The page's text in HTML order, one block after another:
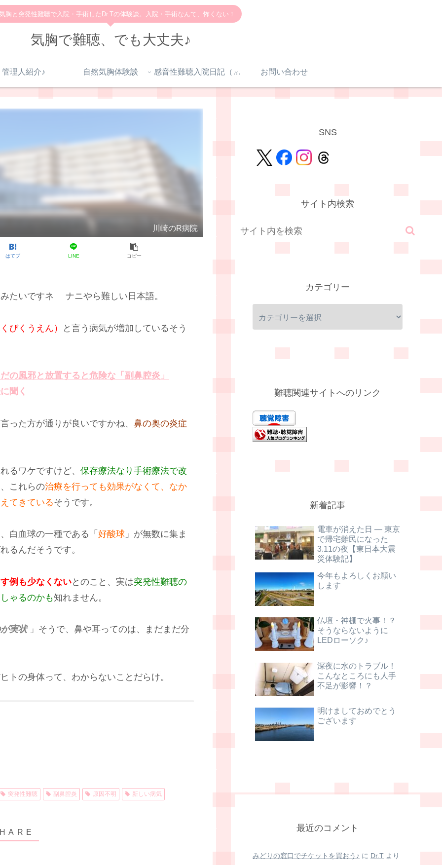
胸と突発性難聴で入院・手術したDr.Tの体験談。入院・手術なんて、怖くない！
気胸で難聴、でも大丈夫♪
管理人紹介♪ 自然気胸体験談 感音性難聴入院日記（体験談） お問い合わせ
川崎のR病院
はてブ LINE コピー
たいですネ ナニやら難しい日本語。
びくうえん） と言う病気が増加しているそう
の風邪と放置すると危険な「副鼻腔炎」
聞く
った方が通りが良いですかね、 鼻の奥の炎症
るワケですけど、 保存療法なり手術療法で改
これらの治療を行っても効果がなくて、なか
てきているそうです。
白血球の一種である「 好酸球 」が無数に集ま
るんだそうです。
例も少なくないとのこと、実は突発性難聴の
ゃるのかも知れません。
実状」そうで、鼻や耳ってのは、まだまだ分
トの身体って、わからないことだらけ。
突発性難聴 副鼻腔炎 原因不明 新しい病気
SNS
サイト内検索
カテゴリー
難聴関連サイトへのリンク
新着記事
電車が消えた日 ― 東京
で帰宅難民になった
3.11の夜【東日本大震
災体験記】
今年もよろしくお願い
します
仏壇・神棚で火事！？
そうならないように
LEDローソク♪
深夜に水のトラブル！
こんなところにも人手
不足が影響！？
明けましておめでとう
ございます
最近のコメント
みどりの窓口でチケットを買おう♪ に Dr.T より